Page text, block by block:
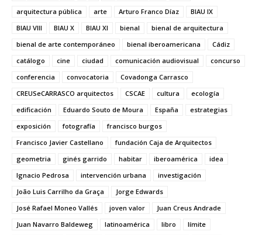
arquitectura pública
arte Arturo Franco Díaz
BIAU IX
BIAU VIII
BIAU X BIAU XI bienal
bienal de arquitectura
bienal de arte contemporáneo
bienal iberoamericana
Cádiz
catálogo
cine ciudad comunicación audiovisual
concurso
conferencia
convocatoria
Covadonga Carrasco
CREUSeCARRASCO arquitectos
CSCAE cultura
ecología
edificación
Eduardo Souto de Moura España
estrategias
exposición
fotografía
francisco burgos
Francisco Javier Castellano
fundación Caja de Arquitectos
geometria
ginés garrido habitar iberoamérica
idea
Ignacio Pedrosa
intervención urbana
investigación
João Luis Carrilho da Graça
Jorge Edwards
José Rafael Moneo Vallés
joven valor
Juan Creus Andrade
Juan Navarro Baldeweg
latinoamérica libro
límite